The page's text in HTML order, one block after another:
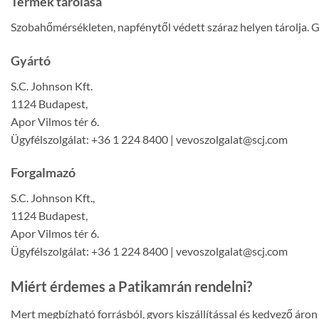
Szobahőmérsékleten, napfénytől védett száraz helyen tárolja.
Gyártó
S.C. Johnson Kft.
1124 Budapest,
Apor Vilmos tér 6.
Ügyfélszolgálat: +36 1 224 8400 | vevoszolgalat@scj.com
Forgalmazó
S.C. Johnson Kft.,
1124 Budapest,
Apor Vilmos tér 6.
Ügyfélszolgálat: +36 1 224 8400 | vevoszolgalat@scj.com
Miért érdemes a Patikamrán rendelni?
Mert megbízható forrásból, gyors kiszállítással és kedvező